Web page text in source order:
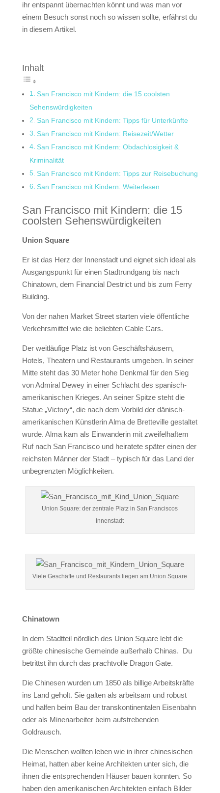
ihr entspannt übernachten könnt und was man vor
einem Besuch sonst noch so wissen sollte, erfährst du
in diesem Artikel.
Inhalt
San Francisco mit Kindern: die 15 coolsten
Sehenswürdigkeiten
San Francisco mit Kindern: Tipps für Unterkünfte
San Francisco mit Kindern: Reisezeit/Wetter
San Francisco mit Kindern: Obdachlosigkeit &
Kriminalität
San Francisco mit Kindern: Tipps zur Reisebuchung
San Francisco mit Kindern: Weiterlesen
San Francisco mit Kindern: die 15
coolsten Sehenswürdigkeiten
Union Square
Er ist das Herz der Innenstadt und eignet sich ideal als
Ausgangspunkt für einen Stadtrundgang bis nach
Chinatown, dem Financial Destrict und bis zum Ferry
Building.
Von der nahen Market Street starten viele öffentliche
Verkehrsmittel wie die beliebten Cable Cars.
Der weitläufige Platz ist von Geschäftshäusern,
Hotels, Theatern und Restaurants umgeben. In seiner
Mitte steht das 30 Meter hohe Denkmal für den Sieg
von Admiral Dewey in einer Schlacht des spanisch-
amerikanischen Krieges. An seiner Spitze steht die
Statue „Victory“, die nach dem Vorbild der dänisch-
amerikanischen Künstlerin Alma de Bretteville gestaltet
wurde. Alma kam als Einwanderin mit zweifelhaftem
Ruf nach San Francisco und heiratete später einen der
reichsten Männer der Stadt – typisch für das Land der
unbegrenzten Möglichkeiten.
Union Square: der zentrale Platz in San Franciscos
Innenstadt
Viele Geschäfte und Restaurants liegen am Union Square
Chinatown
In dem Stadtteil nördlich des Union Square lebt die
größte chinesische Gemeinde außerhalb Chinas. Du
betrittst ihn durch das prachtvolle Dragon Gate.
Die Chinesen wurden um 1850 als billige Arbeitskräfte
ins Land geholt. Sie galten als arbeitsam und robust
und halfenbeim Bau der transkontinentalen Eisenbahn
oder als Minenarbeiter beim aufstrebenden
Goldrausch.
Die Menschen wollten leben wie in ihrer chinesischen
Heimat, hatten aber keine Architekten unter sich, die
ihnen die entsprechenden Häuser bauen konnten. So
haben den amerikanischen Architekten einfach Bilder